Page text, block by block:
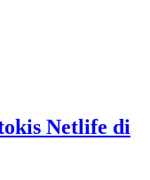
Netlife di